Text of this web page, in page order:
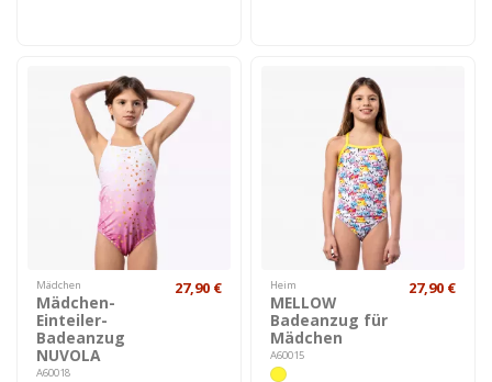
Mädchen
Mädchen-
Einteiler-
Badeanzug
NUVOLA
A60018
27,90 € Heim
MELLOW
Badeanzug für
Mädchen
A60015
27,90 €